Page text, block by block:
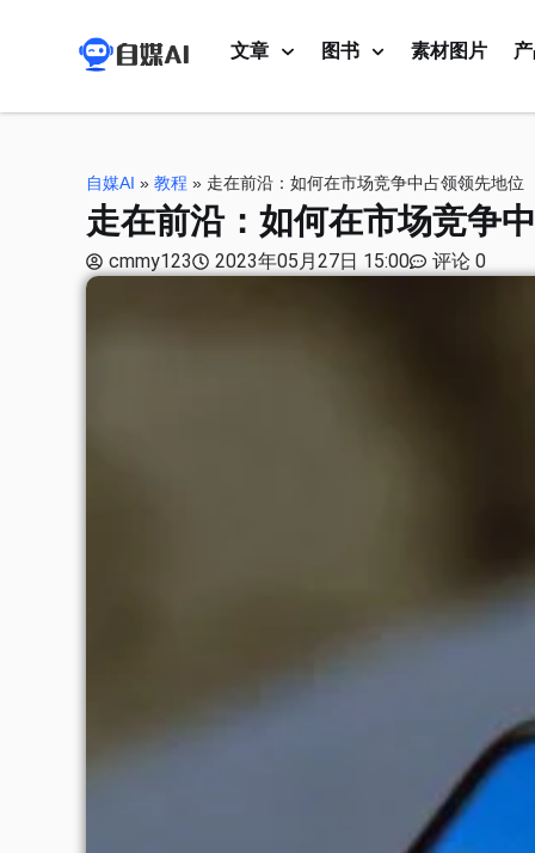
文章 图书 素材图片
自媒AI » 教程 » 走在前沿：如何在市场竞争中占领领先地位
走在前沿：如何在市场竞争
cmmy123 2023年05月27日 15:00 评论 0